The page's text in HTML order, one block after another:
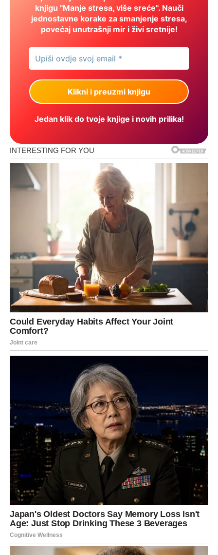
knjigu "Manje stresa, više sreće". Nauči
jednostavne korake za smanjenje stresa,
povećaj unutrašnji mir i živi sretnije!
Jedan klik do tvoje knjige i novih prilika!